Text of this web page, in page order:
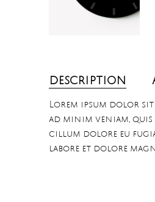
DESCRIPTION
Lorem ipsum dolor
ad minim veniam,
cillum dolore eu
labore et dolore